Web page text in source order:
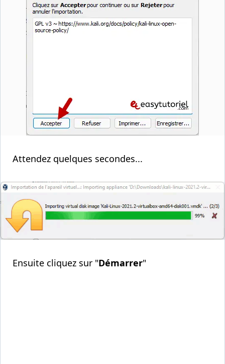
Attendez quelques secondes...
Ensuite cliquez sur "Démarrer"